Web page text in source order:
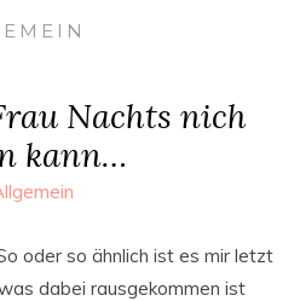
Nachts nich
kann…
oder so ähnlich ist es mir letzt
dabei rausgekommen ist